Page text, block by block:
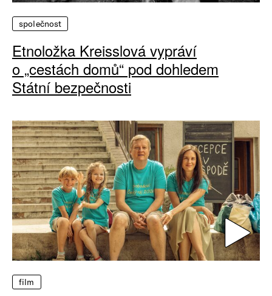
společnost
Etnoložka Kreisslová vypráví
o „cestách domů“ pod dohledem
Státní bezpečnosti
film